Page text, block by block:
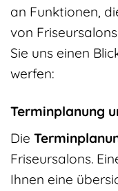
an Funktionen,
von
Sie uns einen
werfen:
Terminplanung
Die
Friseursalons.
Ihnen eine